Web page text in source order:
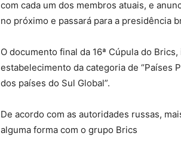
com cada um dos membros atuais, e
no próximo e passará para a presidência
O documento final da 16ª Cúpula do
estabelecimento da categoria de “Países
dos países do Sul Global”.
De acordo com as autoridades russas,
alguma forma com o grupo Brics